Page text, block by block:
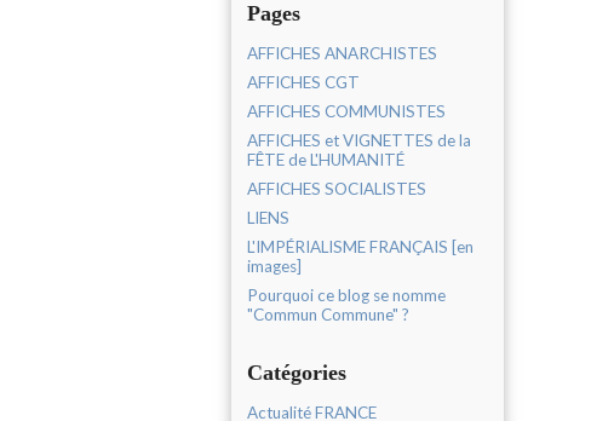
Pages
AFFICHES ANARCHISTES
AFFICHES CGT
AFFICHES COMMUNISTES
AFFICHES et VIGNETTES de la
FÊTE de L'HUMANITÉ
AFFICHES SOCIALISTES
LIENS
L'IMPÉRIALISME FRANÇAIS [en
images]
Pourquoi ce blog se nomme
"Commun Commune" ?
Catégories
Actualité FRANCE